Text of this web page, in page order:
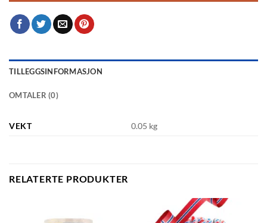
TILLEGGSINFORMASJON
OMTALER (0)
VEKT 0.05 kg
RELATERTE PRODUKTER